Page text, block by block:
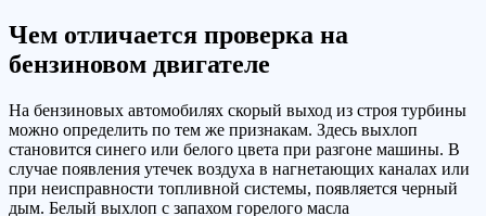
Чем отличается проверка на
бензиновом двигателе
На бензиновых автомобилях скорый выход из строя турбины
можно определить по тем же признакам. Здесь выхлоп
становится синего или белого цвета при разгоне машины. В
случае появления утечек воздуха в нагнетающих каналах или
при неисправности топливной системы, появляется черный
дым. Белый выхлоп с запахом горелого масла